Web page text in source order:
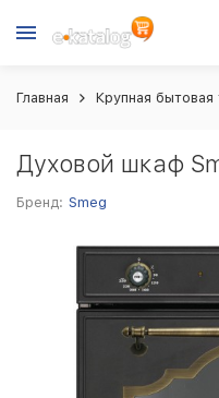
Главная Крупная бытовая
Духовой шкаф
Бренд: Smeg